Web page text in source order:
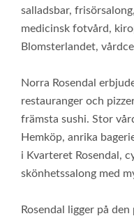
salladsbar,
medicinsk fotvård,
Blomsterlandet,
Norra Rosendal
restauranger och
främsta sushi. Stor
Hemköp, anrika
i Kvarteret Rosendal,
skönhetssalong med
Rosendal ligger på